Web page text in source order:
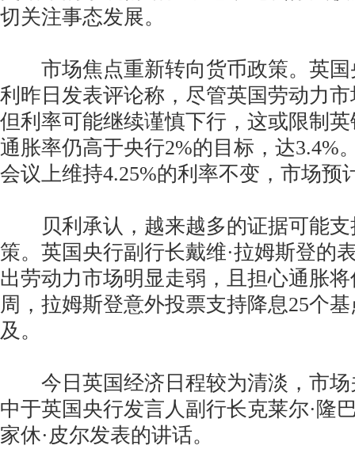
切关注事态发展。
市场焦点重新转向货币政策。英国
利昨日发表评论称，尽管英国劳动力
但利率可能继续谨慎下行，这或限制
通胀率仍高于央行2%的目标，达3.4%
会议上维持4.25%的利率不变，市场预
贝利承认，越来越多的证据可能支
策。英国央行副行长戴维·拉姆斯登的
出劳动力市场明显走弱，且担心通胀
周，拉姆斯登意外投票支持降息25个
及。
今日英国经济日程较为清淡，市场
中于英国央行发言人副行长克莱尔·隆
家休·皮尔发表的讲话。